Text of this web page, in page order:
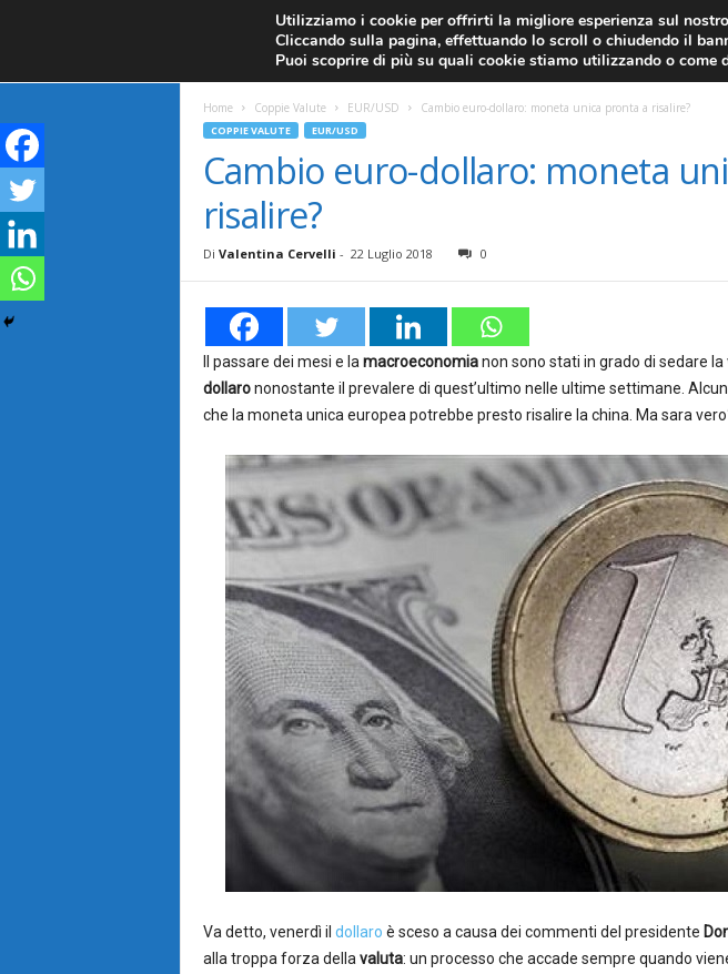
CANDELE GIAPPONESI ECONOMIA FOREX GRATIS FOREX NEWS FOREX
F
a
F
r
e
ANALISI TECNICA EURO/DOLLARO
Home Coppie Valute EUR/USD Cambio euro-dollaro: moneta unica pronta a risalire?
COPPIE VALUTE EUR/USD
Cambio euro-dollaro: moneta
risalire?
Di Valentina Cervelli - 22 Luglio 2018 0
Il passare dei mesi e la macroeconomianon sono stati in grado di sedare la
dollarononostante il prevalere di quest’ultimo nelle ultime settimane.
che la moneta unica europea potrebbe presto risalire la china. Ma sara
Va detto, venerdì il dollaro è sceso a causa dei commenti del presidente
alla troppa forza della valuta: un processo che accade sempre quando
Utilizziamo i cookie per offrirti la migliore esperienza sul
Cliccando sulla pagina, effettuando lo scroll o chiudendo il
Puoi scoprire di più su quali cookie stiamo utilizzando o